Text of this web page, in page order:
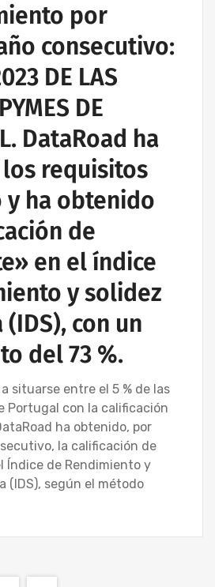
por
consecutivo:
DE LAS
DE
DataRoad ha
requisitos
y ha obtenido
de
en el índice
y solidez
con un
del 73 %.
situarse entre el 5 % de las
Portugal con la calificación
ha obtenido, por
la calificación de
Índice de Rendimiento y
(IDS), según el método